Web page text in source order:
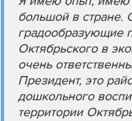
большой в стране.
градообразующие
Октябрьского в
очень
Президент, это
дошкольного
территории